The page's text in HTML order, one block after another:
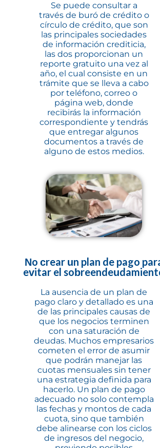
Se puede consultar a
través de buró de crédito o
círculo de crédito, que son
las principales sociedades
de información crediticia,
las dos proporcionan un
reporte gratuito una vez al
año, el cual consiste en un
trámite que se lleva a cabo
por teléfono, correo o
página web, donde
recibirás la información
correspondiente y tendrás
que entregar algunos
documentos a través de
alguno de estos medios.
No crear un plan de pago
evitar el
La ausencia de un plan de
pago claro y detallado es una
de las principales causas de
que los negocios terminen
con una saturación de
deudas. Muchos empresarios
cometen el error de asumir
que podrán manejar las
cuotas mensuales sin tener
una estrategia definida para
hacerlo. Un plan de pago
adecuado no solo contempla
las fechas y montos de cada
cuota, sino que también
debe alinearse con los ciclos
de ingresos del negocio,